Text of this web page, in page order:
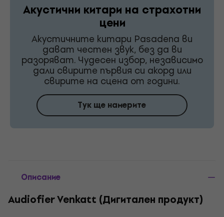
Акустични китари на страхотни
цени
Акустичните китари Pasadena ви
дават честен звук, без да ви
разоряват. Чудесен избор, независимо
дали свирите първия си акорд или
свирите на сцена от години.
Тук ще намерите
Описание
Audiofier Venkatt (Дигитален продукт)